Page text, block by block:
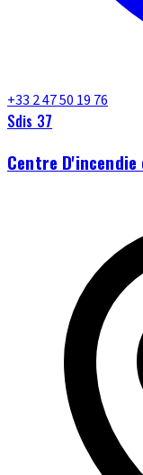
+33 2 47 50 19 76
Sdis 37
Centre D'incendie